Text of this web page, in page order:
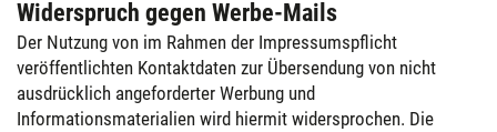
Widerspruch gegen Werbe-Mails
Der Nutzung von im Rahmen der Impressumspflicht
veröffentlichten Kontaktdaten zur Übersendung von nicht
ausdrücklich angeforderter Werbung und
Informationsmaterialien wird hiermit widersprochen. Die